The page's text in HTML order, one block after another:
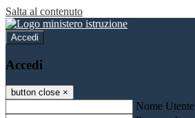
Salta al contenuto
Accedi
Accedi
button close ×
Nome Utente